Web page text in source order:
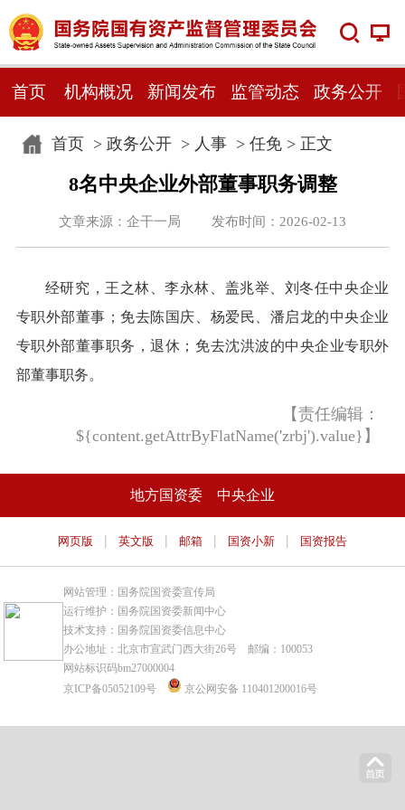
首页 机构概况 新闻发布 监管动态 政务公开
首页> 政务公开> 人事> 任免> 正文
8名中央企业外部董事职务调整
文章来源：企干一局 发布时间：2026-02-13
经研究，王之林、李永林、盖兆举、刘冬任中央企业
专职外部董事；免去陈国庆、杨爱民、潘启龙的中央企业
专职外部董事职务，退休；免去沈洪波的中央企业专职外
部董事职务。
【责任编辑：
${content.getAttrByFlatName('zrbj').value}】
地方国资委 中央企业
网页版 | 英文版 | 邮箱 | 国资小新 | 国资报告
网站管理：国务院国资委宣传局
运行维护：国务院国资委新闻中心
技术支持：国务院国资委信息中心
办公地址：北京市宣武门西大街26号 邮编：100053
网站标识码bm27000004
京ICP备05052109号
京公网安备 110401200016号